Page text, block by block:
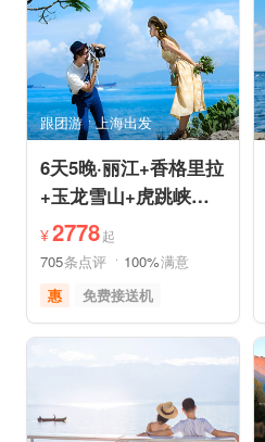
情侣游
摄影之旅
休闲度假
自然山水
美食享受
乡村趣游
森林公园
美景探索
深度人文
世界遗产
特色民宿
自由活动
跟团游 上海出发
6天5晚·丽江+香格里拉
+玉龙雪山+虎跳峡半
自助游
¥2778起
705条点评 100%满意
惠
免费接送机
休闲游
世界遗产
雪山之旅
美食享受
摄影之旅